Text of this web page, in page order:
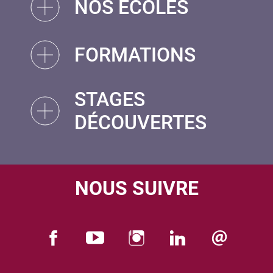
NOS ÉCOLES
FORMATIONS
STAGES
DÉCOUVERTES
NOUS SUIVRE